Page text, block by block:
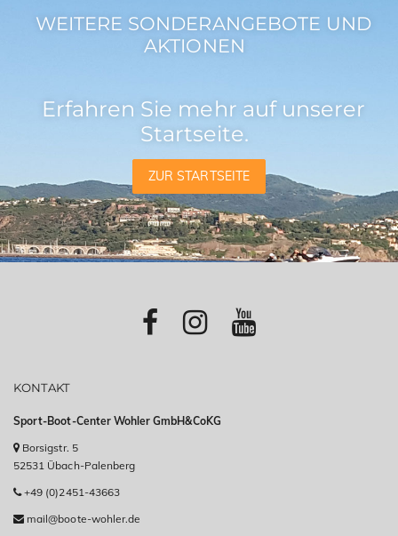
WEITERE SONDERANGEBOTE UND
AKTIONEN
Erfahren Sie mehr auf unserer
Startseite.
ZUR STARTSEITE
KONTAKT
Sport-Boot-Center Wohler GmbH&CoKG
Borsigstr. 5
52531 Übach-Palenberg
+49 (0)2451-43663
mail@boote-wohler.de